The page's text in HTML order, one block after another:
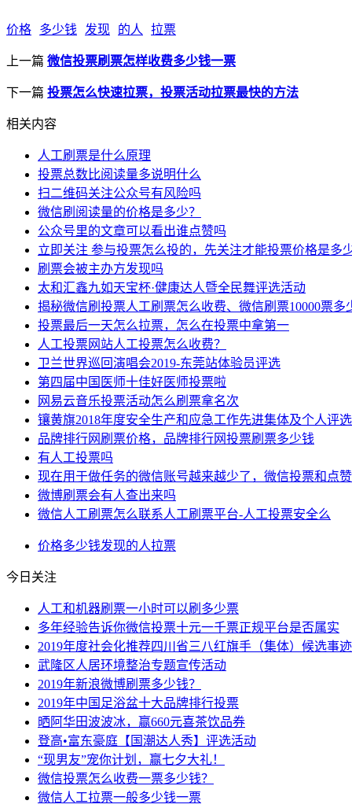
价格 多少钱 发现 的人 拉票
上一篇 微信投票刷票怎样收费多少钱一票
下一篇 投票怎么快速拉票，投票活动拉票最快的方法
相关内容
人工刷票是什么原理
投票总数比阅读量多说明什么
扫二维码关注公众号有风险吗
微信刷阅读量的价格是多少？
公众号里的文章可以看出谁点赞吗
立即关注 参与投票怎么投的，先关注才能投票价格是多
刷票会被主办方发现吗
太和汇鑫九如天宝杯·健康达人暨全民舞评选活动
揭秘微信刷投票人工刷票怎么收费、微信刷票10000票多
投票最后一天怎么拉票，怎么在投票中拿第一
人工投票网站人工投票怎么收费？
卫兰世界巡回演唱会2019-东莞站体验员评选
第四届中国医师十佳好医师投票啦
网易云音乐投票活动怎么刷票拿名次
镶黄旗2018年度安全生产和应急工作先进集体及个人评
品牌排行网刷票价格，品牌排行网投票刷票多少钱
有人工投票吗
现在用于做任务的微信账号越来越少了，微信投票和点
微博刷票会有人查出来吗
微信人工刷票怎么联系人工刷票平台-人工投票安全么
价格多少钱发现的人拉票
今日关注
人工和机器刷票一小时可以刷多少票
多年经验告诉你微信投票十元一千票正规平台是否属实
2019年度社会化推荐四川省三八红旗手（集体）候选事
武隆区人居环境整治专题宣传活动
2019年新浪微博刷票多少钱？
2019年中国足浴盆十大品牌排行投票
晒阿华田波波冰，赢660元喜茶饮品券
登高•富东豪庭【国潮达人秀】评选活动
“现男友”宠你计划，赢七夕大礼！
微信投票怎么收费一票多少钱？
微信人工拉票一般多少钱一票